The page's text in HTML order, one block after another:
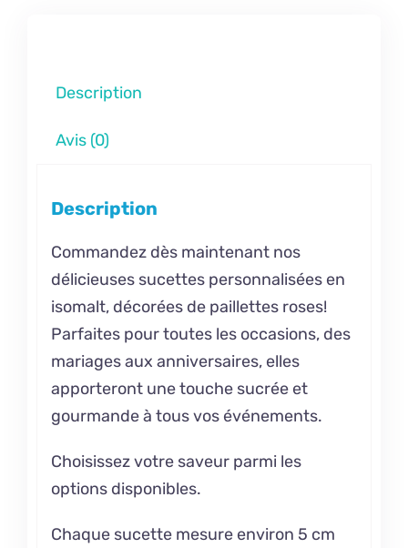
Description
Avis (0)
Description
Commandez dès maintenant nos
délicieuses sucettes personnalisées en
isomalt, décorées de paillettes roses!
Parfaites pour toutes les occasions, des
mariages aux anniversaires, elles
apporteront une touche sucrée et
gourmande à tous vos événements.
Choisissez votre saveur parmi les
options disponibles.
Chaque sucette mesure environ 5 cm